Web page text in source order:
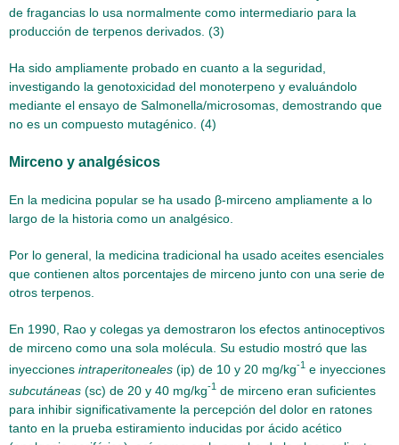
de fragancias lo usa normalmente como intermediario para la
producción de terpenos derivados. (3)
Ha sido ampliamente probado en cuanto a la seguridad,
investigando la genotoxicidad del monoterpeno y evaluándolo
mediante el ensayo de Salmonella/microsomas, demostrando que
no es un compuesto mutagénico. (4)
Mirceno y analgésicos
En la medicina popular se ha usado β-mirceno ampliamente a lo
largo de la historia como un analgésico.
Por lo general, la medicina tradicional ha usado aceites esenciales
que contienen altos porcentajes de mirceno junto con una serie de
otros terpenos.
En 1990, Rao y colegas ya demostraron los efectos antinoceptivos
de mirceno como una sola molécula. Su estudio mostró que las
inyecciones intraperitoneales (ip) de 10 y 20 mg/kg-1 e inyecciones
subcutáneas (sc) de 20 y 40 mg/kg-1 de mirceno eran suficientes
para inhibir significativamente la percepción del dolor en ratones
tanto en la prueba estiramiento inducidas por ácido acético